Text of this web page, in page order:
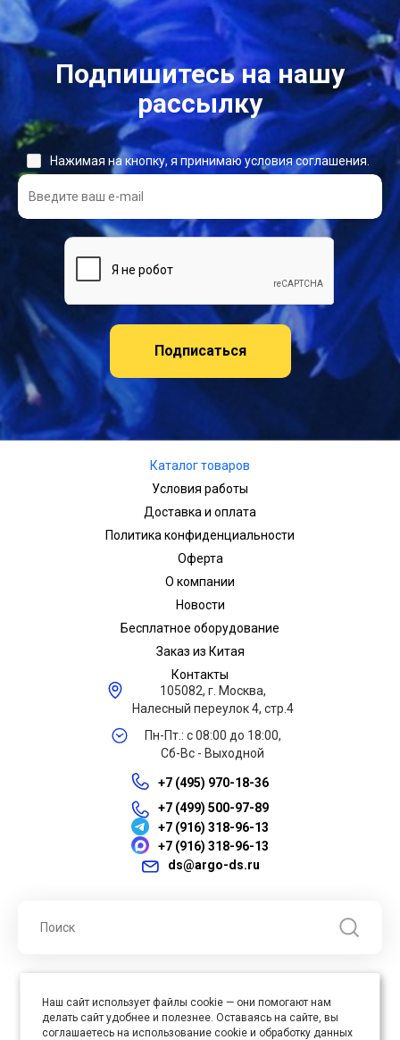
Подпишитесь на нашу
рассылку
Подписаться
Нажимая на кнопку, я принимаю условия соглашения.
Каталог товаров
Условия работы
Доставка и оплата
Политика конфиденциальности
Оферта
О компании
Новости
Бесплатное оборудование
Заказ из Китая
Контакты
105082, г. Москва,
Налесный переулок 4, стр.4
Пн-Пт.: с 08:00 до 18:00,
Сб-Вс - Выходной
+7 (495) 970-18-36
+7 (499) 500-97-89
+7 (916) 318-96-13
+7 (916) 318-96-13
ds@argo-ds.ru
права защищены
Юр. адрес : 105005, г. Москва, ул. Бауманская, д.20, стр. 3
Наш сайт использует файлы cookie — они помогают нам
делать сайт удобнее и полезнее. Оставаясь на сайте, вы
соглашаетесь на использование cookie и обработку данных